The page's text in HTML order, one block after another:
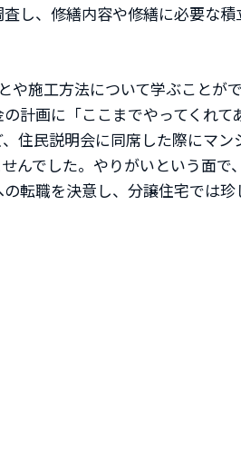
し、修繕内容や修繕に必要な
施工方法について学ぶことが
計画に「ここまでやってくれ
住民説明会に同席した際にマ
んでした。やりがいという面
転職を決意し、分譲住宅では